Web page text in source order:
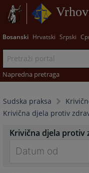
Bosanski Hrvatski Srpski
Napredna pretraga
Sudska praksa
Krivična djela protiv
Krivična djela protiv